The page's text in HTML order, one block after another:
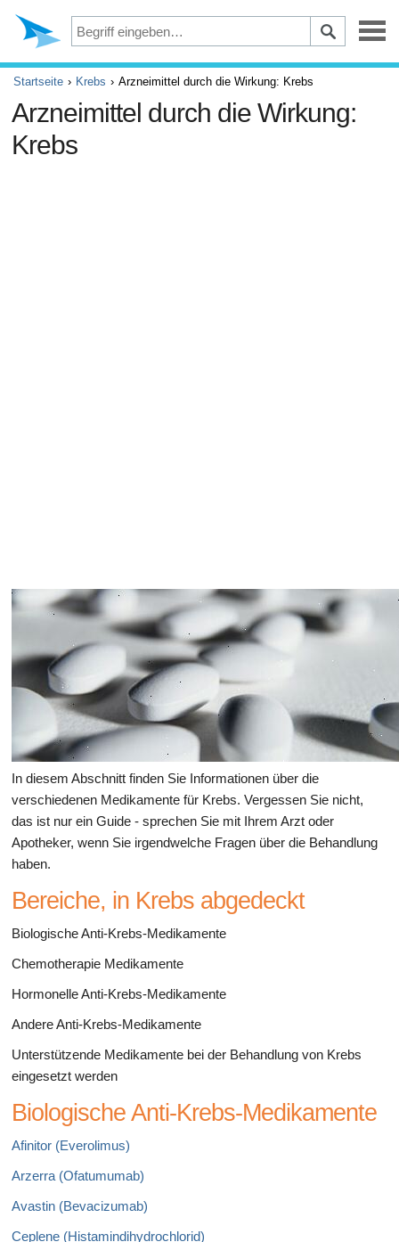
Depression
Augen
Unfälle und Erste Hilfe
Startseite Krebs Arzneimittel durch die Wirkung: Krebs
Arzneimittel durch die Wirkung:
Krebs
In diesem Abschnitt finden Sie Informationen über die
verschiedenen Medikamente für Krebs. Vergessen Sie nicht,
das ist nur ein Guide - sprechen Sie mit Ihrem Arzt oder
Apotheker, wenn Sie irgendwelche Fragen über die Behandlung
haben.
Bereiche, in Krebs abgedeckt
Biologische Anti-Krebs-Medikamente
Chemotherapie Medikamente
Hormonelle Anti-Krebs-Medikamente
Andere Anti-Krebs-Medikamente
Unterstützende Medikamente bei der Behandlung von Krebs
eingesetzt werden
Biologische Anti-Krebs-Medikamente
Afinitor (Everolimus)
Arzerra (Ofatumumab)
Avastin (Bevacizumab)
Ceplene (Histamindihydrochlorid)